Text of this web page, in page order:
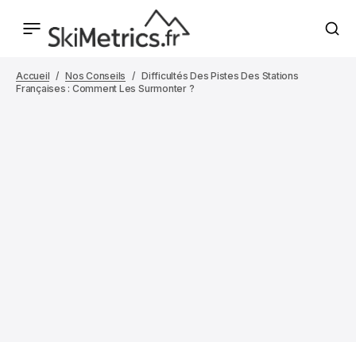
Accueil Nos Conseils
Difficultés Des Pistes Des Stations
Françaises : Comment Les Surmonter ?